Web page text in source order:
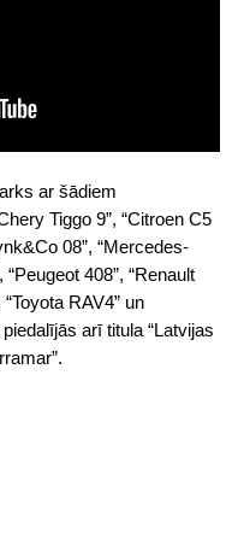
ar šādiem
Tiggo 9”, “Citroen C5
08”, “Mercedes-
408”, “Renault
RAV4” un
arī titula “Latvijas